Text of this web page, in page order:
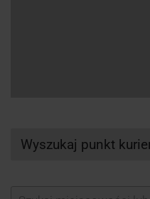
Wyszukaj punkt